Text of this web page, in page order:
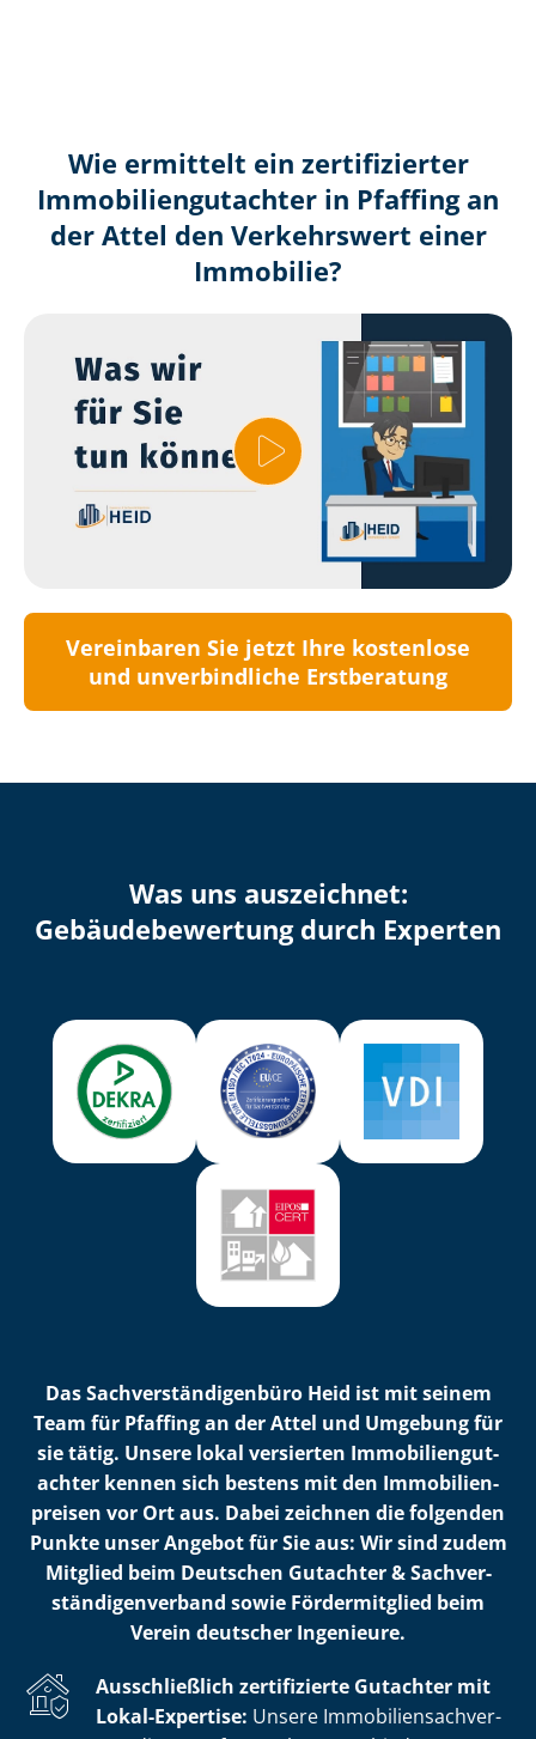
Wie ermittelt ein zertifizierter
Immobilien­gutachter in Pfaffing an
der Attel den Verkehrswert einer
Immobilie?
Vereinbaren Sie jetzt Ihre kostenlose
und unverbindliche Erstberatung
Was uns auszeichnet:
Ge­bäu­de­be­wer­tung durch Experten
Das Sach­ver­stän­di­gen­bü­ro Heid ist mit seinem
Team für Pfaffing an der Attel und Umgebung für
sie tätig. Unsere lokal versierten Im­mo­bi­li­en­gut­
ach­ter kennen sich bestens mit den Im­mo­bi­li­en­
prei­sen vor Ort aus. Dabei zeichnen die folgenden
Punkte unser Angebot für Sie aus: Wir sind zudem
Mitglied beim Deutschen Gutachter & Sach­ver­
stän­di­gen­ver­band sowie Fördermitglied beim
Verein deutscher Ingenieure.
Ausschließlich zertifizierte Gutachter mit
Lokal-Expertise: Unsere Im­mo­bi­li­en­sach­ver­